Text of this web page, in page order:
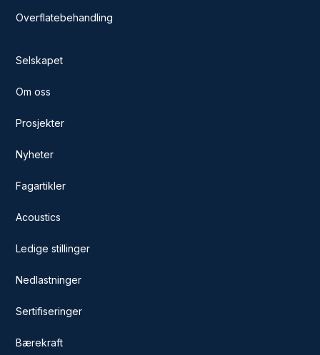
Overflatebehandling
Selskapet
Om oss
Prosjekter
Nyheter
Fagartikler
Acoustics
Ledige stillinger
Nedlastninger
Sertifiseringer
Bærekraft